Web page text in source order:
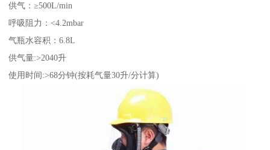
供气：≥500L/min
呼吸阻力：<4.2mbar
气瓶水容积：6.8L
供气量:>2040升
使用时间:>68分钟(按耗气量30升/分计算)